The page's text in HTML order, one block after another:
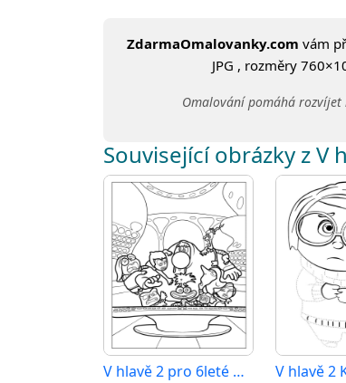
ZdarmaOmalovanky.com vám
JPG , rozměry
Omalování pomáhá
Související obrázky z V
V hlavě 2 pro 6leté Děti V hlavě 2